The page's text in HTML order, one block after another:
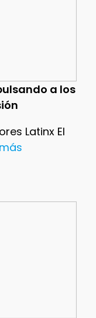
a los
Latinx El